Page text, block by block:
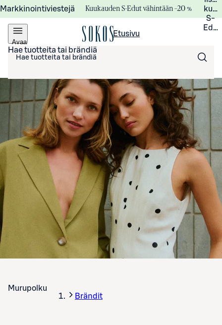
Markkinointiviestejä Kuukauden S-Edut vähintään –20 %
S-
Avaa
valikko
Etusivu
Hae tuotteita tai brändiä
Murupolku
Brändit